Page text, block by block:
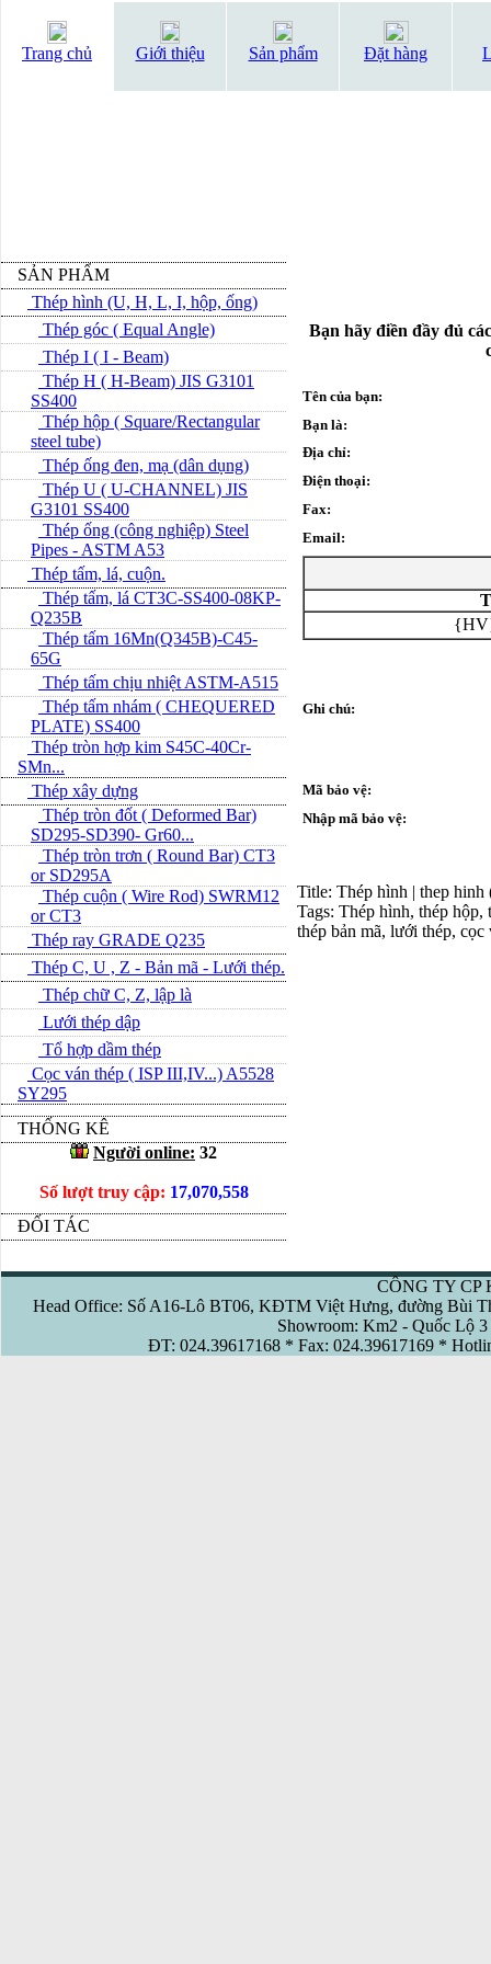
Trang chủ Giới thiệu Sản phẩm Đặt hàng
SẢN PHẨM
Thép hình (U, H, L, I, hộp, ống)
Thép góc ( Equal Angle)
Thép I ( I - Beam)
Thép H ( H-Beam) JIS G3101
SS400
Thép hộp ( Square/Rectangular
steel tube)
Thép ống đen, mạ (dân dụng)
Thép U ( U-CHANNEL) JIS
G3101 SS400
Thép ống (công nghiệp) Steel
Pipes - ASTM A53
Thép tấm, lá, cuộn.
Thép tấm, lá CT3C-SS400-08KP-
Q235B
Thép tấm 16Mn(Q345B)-C45-
65G
Thép tấm chịu nhiệt ASTM-A515
Thép tấm nhám ( CHEQUERED
PLATE) SS400
Thép tròn hợp kim S45C-40Cr-
SMn...
Thép xây dựng
Thép tròn đốt ( Deformed Bar)
SD295-SD390- Gr60...
Thép tròn trơn ( Round Bar) CT3
or SD295A
Thép cuộn ( Wire Rod) SWRM12
or CT3
Thép ray GRADE Q235
Thép C, U , Z - Bản mã - L­ưới thép.
Thép chữ C, Z, lập là
Lưới thép dập
Tổ hợp dầm thép
Cọc ván thép ( ISP III,IV...) A5528
SY295
THỐNG KÊ
Người online: 32
Số lượt truy cập: 17,070,558
ĐỐI TÁC
Bạn hãy điền đầy đủ
Tên của bạn:
Bạn là:
Địa chỉ:
Điện thoại:
Fax:
Email:
Ghi chú:
Mã bảo vệ:
Nhập mã bảo vệ:
Title: Thép hình | thep
Tags: Thép hình, thép hộp,
thép bản mã, lưới thép, cọc
CÔNG TY CP
Head Office: Số A16-Lô BT06, KĐTM Việt Hưng, đường Bùi
Showroom: Km2 - Quốc Lộ
ĐT: 024.39617168 * Fax: 024.39617169 *